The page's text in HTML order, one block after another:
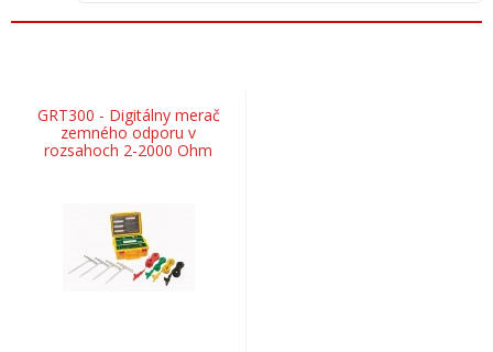
GRT300 - Digitálny merač
zemného odporu v
rozsahoch 2-2000 Ohm